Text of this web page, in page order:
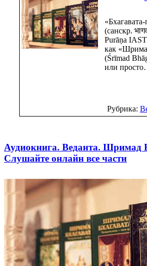
(санскр.
Purāṇa
как
(Śrīmad
или
Рубрика:
Аудиокнига. Веданта. Шримад
Слушайте онлайн все части